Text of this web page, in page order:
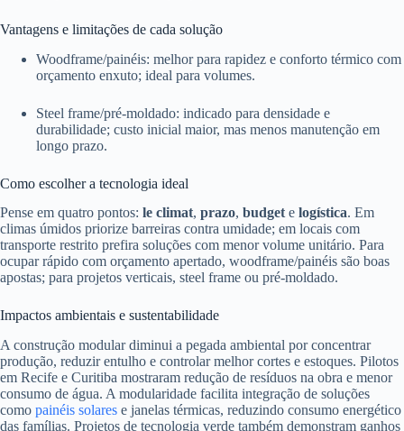
Vantagens e limitações de cada solução
Woodframe/painéis: melhor para rapidez e conforto térmico com
orçamento enxuto; ideal para volumes.
Steel frame/pré-moldado: indicado para densidade e
durabilidade; custo inicial maior, mas menos manutenção em
longo prazo.
Como escolher a tecnologia ideal
Pense em quatro pontos: le climat, prazo, budget e logística. Em
climas úmidos priorize barreiras contra umidade; em locais com
transporte restrito prefira soluções com menor volume unitário. Para
ocupar rápido com orçamento apertado, woodframe/painéis são boas
apostas; para projetos verticais, steel frame ou pré-moldado.
Impactos ambientais e sustentabilidade
A construção modular diminui a pegada ambiental por concentrar
produção, reduzir entulho e controlar melhor cortes e estoques. Pilotos
em Recife e Curitiba mostraram redução de resíduos na obra e menor
consumo de água. A modularidade facilita integração de soluções
como painéis solares e janelas térmicas, reduzindo consumo energético
das famílias. Projetos de tecnologia verde também demonstram ganhos